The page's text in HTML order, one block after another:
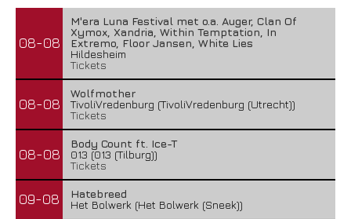
08-08
M'era Luna Festival met o.a. Auger, Clan Of
Xymox, Xandria, Within Temptation, In
Extremo, Floor Jansen, White Lies
Hildesheim
Tickets
08-08
Wolfmother
TivoliVredenburg (TivoliVredenburg (Utrecht))
Tickets
08-08
Body Count ft. Ice-T
013 (013 (Tilburg))
Tickets
09-08
Hatebreed
Het Bolwerk (Het Bolwerk (Sneek))